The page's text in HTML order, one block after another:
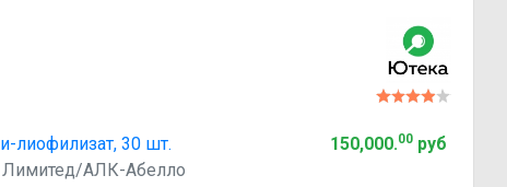
лиофилизат, 30 шт.
Лимитед/АЛК-Абелло
150,000.00руб